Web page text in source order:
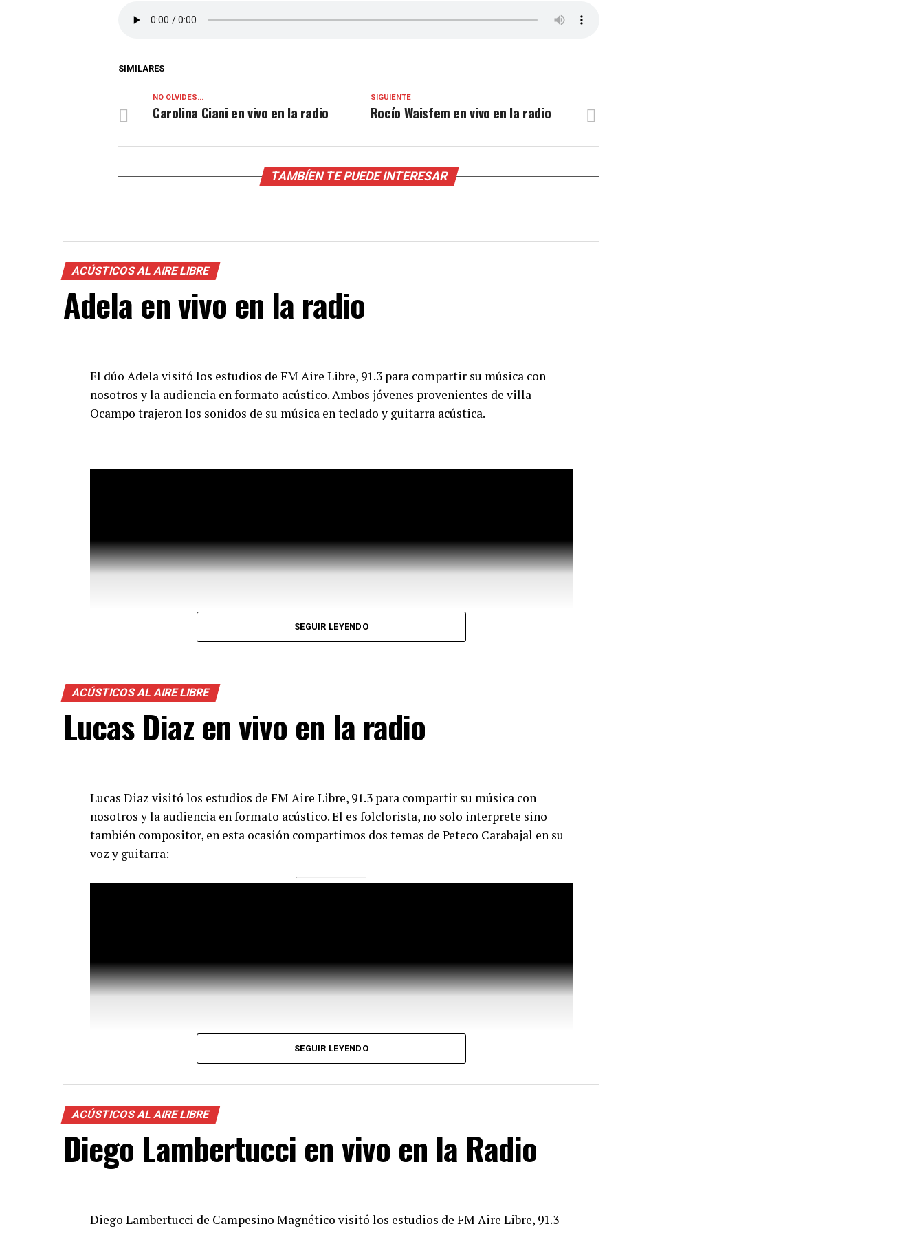
SIMILARES
SIGUIENTE
Rocío Waisfem en vivo en la radio
NO OLVIDES...
Carolina Ciani en vivo en la radio
TAMBÍEN TE PUEDE INTERESAR
ACÚSTICOS AL AIRE LIBRE
Adela en vivo en la radio
El dúo Adela visitó los estudios de FM Aire Libre, 91.3 para compartir su música con
nosotros y la audiencia en formato acústico. Ambos jóvenes provenientes de villa
Ocampo trajeron los sonidos de su música en teclado y guitarra acústica.
SEGUIR LEYENDO
ACÚSTICOS AL AIRE LIBRE
Lucas Diaz en vivo en la radio
Lucas Diaz visitó los estudios de FM Aire Libre, 91.3 para compartir su música con
nosotros y la audiencia en formato acústico. El es folclorista, no solo interprete sino
también compositor, en esta ocasión compartimos dos temas de Peteco Carabajal en su
voz y guitarra:
SEGUIR LEYENDO
ACÚSTICOS AL AIRE LIBRE
Diego Lambertucci en vivo en la Radio
Diego Lambertucci de Campesino Magnético visitó los estudios de FM Aire Libre, 91.3